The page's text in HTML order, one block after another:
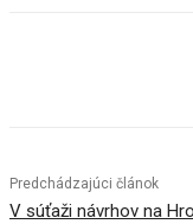
Predchádzajúci článok
V súťaži návrhov na